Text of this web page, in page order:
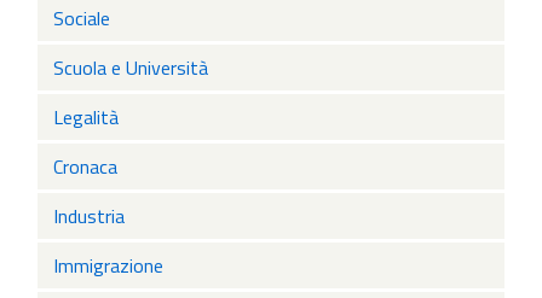
Sociale
Scuola e Università
Legalità
Cronaca
Industria
Immigrazione